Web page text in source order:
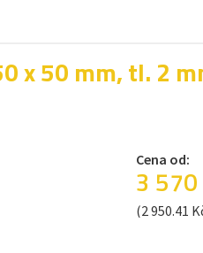
x 50 mm, tl. 2
Cena od:
3 570
(2 950.41